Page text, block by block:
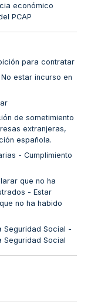
económico
PCAP
para contratar
estar incurso en
de sometimiento
extranjeras,
española.
- Cumplimiento
que no ha
- Estar
no ha habido
Seguridad Social -
Seguridad Social